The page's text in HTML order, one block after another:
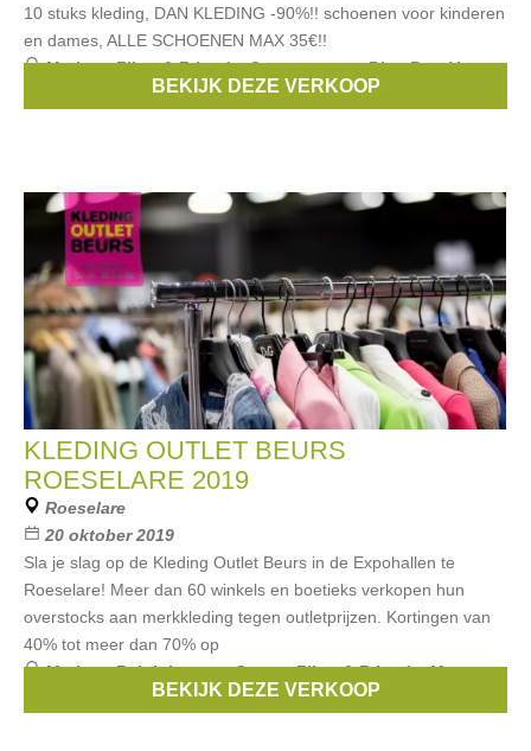
10 stuks kleding, DAN KLEDING -90%!! schoenen voor kinderen
en dames, ALLE SCHOENEN MAX 35€!!
Merken:Filou & Friends,Scapa,strass,Blue Bay,Van
BEKIJK DEZE VERKOOP
KLEDING OUTLET BEURS
ROESELARE 2019
Roeselare
20 oktober 2019
Sla je slag op de Kleding Outlet Beurs in de Expohallen te
Roeselare! Meer dan 60 winkels en boetieks verkopen hun
overstocks aan merkkleding tegen outletprijzen. Kortingen van
40% tot meer dan 70% op
Merken:Ralph Lauren,Guess,Filou & Friends,Mexx,
BEKIJK DEZE VERKOOP